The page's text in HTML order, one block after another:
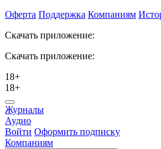
Оферта Поддержка Компаниям
Скачать приложение:
Скачать приложение:
18+
18+
Журналы
Аудио
Войти Оформить подписку
Компаниям